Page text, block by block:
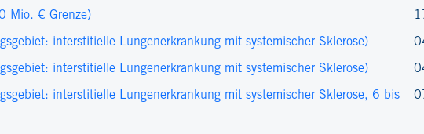
Mio. € Grenze)
interstitielle Lungenerkrankung mit systemischer Sklerose)
interstitielle Lungenerkrankung mit systemischer Sklerose)
interstitielle Lungenerkrankung mit systemischer Sklerose, 6 bis